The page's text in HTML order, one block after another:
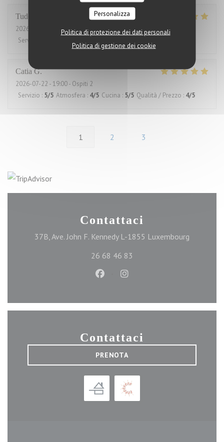
Personalizza
Politica di protezione dei dati personali
Politica di gestione dei cookie
Tudor
2026-07-30
- 12:15 - Ospiti 2
Servizio
Catia G
2026-07-22 - 19:00 - Ospiti 2
Servizio : 5/5 Atmosfera : 4/5 Cucina : 5/5 Qualità / Prezzo : 4/5
1 2 3
Contattaci
37B, Ave. John F. Kennedy L-1855 Luxembourg
26 68 46 83
Facebook ((apre una nuova
Instagram ((apre una
Contattaci
PRENOTA